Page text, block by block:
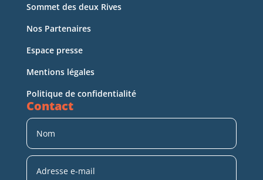
Sommet des deux Rives
Nos Partenaires
Espace presse
Mentions légales
Politique de confidentialité
Contact